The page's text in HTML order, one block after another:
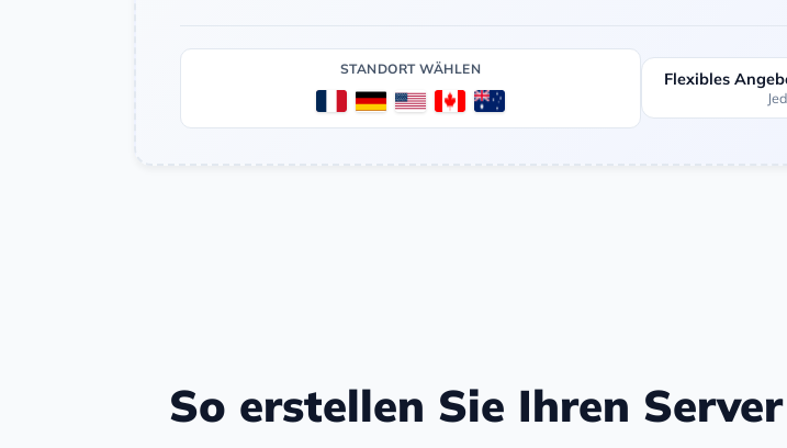
STANDORT WÄHLEN
Flexibles
So erstellen Sie Ihren